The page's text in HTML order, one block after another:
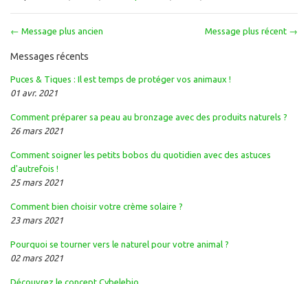
← Message plus ancien Message plus récent →
Messages récents
Puces & Tiques : Il est temps de protéger vos animaux !
01 avr. 2021
Comment préparer sa peau au bronzage avec des produits naturels ?
26 mars 2021
Comment soigner les petits bobos du quotidien avec des astuces
d'autrefois !
25 mars 2021
Comment bien choisir votre crème solaire ?
23 mars 2021
Pourquoi se tourner vers le naturel pour votre animal ?
02 mars 2021
Découvrez le concept Cybelebio